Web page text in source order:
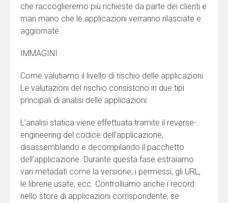
che raccoglieremo più richieste da parte dei clienti e
man mano che le applicazioni verranno rilasciate e
aggiornate.
IMMAGINI
Come valutiamo il livello di rischio delle applicazioni
Le valutazioni del rischio consistono in due tipi
principali di analisi delle applicazioni:
L’analisi statica viene effettuata tramite il reverse-
engineering del codice dell’applicazione,
disassemblando e decompilando il pacchetto
dell’applicazione. Durante questa fase estraiamo
vari metadati come la versione, i permessi, gli URL,
le librerie usate, ecc. Controlliamo anche i record
nello store di applicazioni corrispondente, se